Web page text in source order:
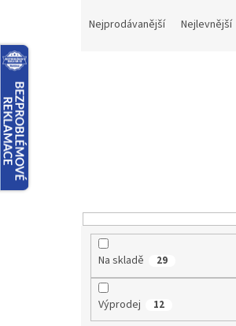
t
ů
Nejprodávanější Nejlevnější
Na skladě 29
Výprodej 12